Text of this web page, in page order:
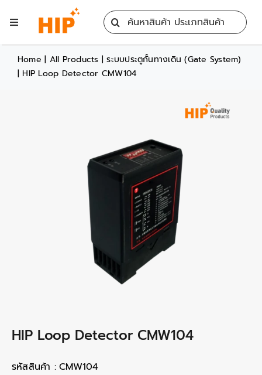
Toggle
Home
Search
for:
Home | All Products |ระบบประตูกั้นทางเดิน (Gate System)
|HIP Loop Detector CMW104
HIP Loop Detector CMW104
รหัสสินค้า : CMW104